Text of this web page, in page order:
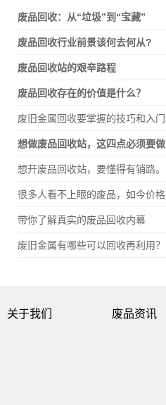
废品回收：从“垃圾”到“宝藏”
废品回收行业前景该何去何从?
废品回收站的艰辛路程
废品回收存在的价值是什么？
废旧金属回收要掌握的技巧和入门
想做废品回收站，这四点必须要做
想开废品回收站，要懂得有销路。
很多人看不上眼的废品，如今价格
带你了解真实的废品回收内幕
废旧金属有哪些可以回收再利用？
关于我们 废品资讯